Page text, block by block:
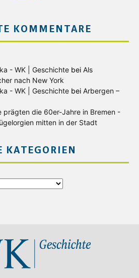
KOMMENTARE
- WK | Geschichte bei Als
nach New York
- WK | Geschichte bei Arbergen –
prägten die 60er-Jahre in Bremen -
mitten in der Stadt
KATEGORIEN